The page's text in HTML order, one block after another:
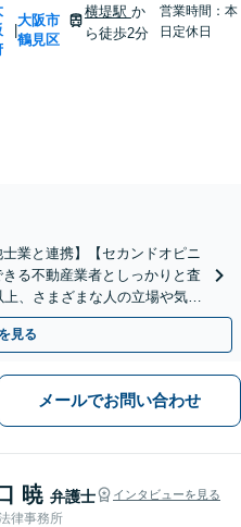
大阪市
鶴見区
横堤駅 か
ら徒歩2分
営業時間：本
日定休日
業と連携】【セカンドオピニ
る不動産業者としっかりと査
、さまざまな人の立場や気持
お任せください。
見る
メールでお問い合わせ
暁 弁護士 インタビューを見る
律事務所